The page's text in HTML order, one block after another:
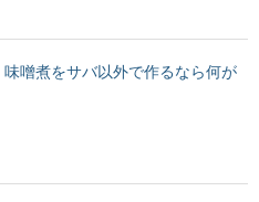
噌煮をサバ以外で作るなら何が